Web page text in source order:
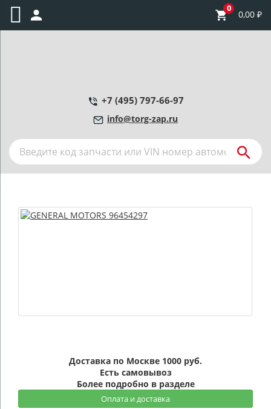
0
0,00 ₽
+7 (495) 797-66-97
info@torg-zap.ru
Доставка по Москве 1000 руб.
Есть самовывоз
Более подробно в разделе
Оплата и доставка